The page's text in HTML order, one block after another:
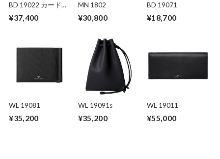
BD 19022 カードの
¥37,400
MN 1802
¥30,800
BD 19071
¥18,700
WL 19081
¥35,200
WL 19091s
¥35,200
WL 19011
¥55,000